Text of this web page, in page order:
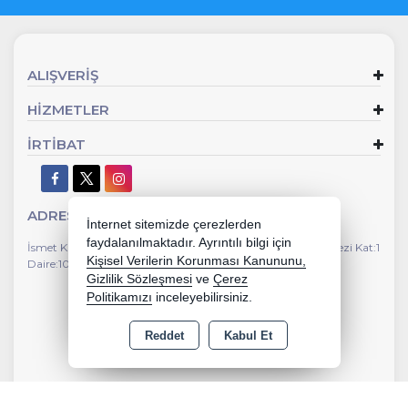
ALIŞVERİŞ
HİZMETLER
İRTİBAT
ADRES
İsmet Kaptan Mahallesi Gazi Bulvarı No:112 Susuzlu İş Merkezi Kat:1
Daire:104 Çankaya İzmir
İnternet sitemizde çerezlerden
faydalanılmaktadır. Ayrıntılı bilgi için
Kişisel Verilerin Korunması Kanununu,
Gizlilik Sözleşmesi ve Çerez
Politikamızı inceleyebilirsiniz.
Reddet Kabul Et